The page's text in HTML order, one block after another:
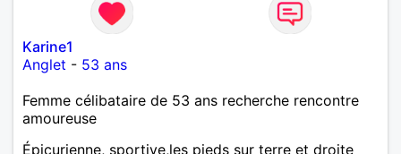
Karine1
Anglet - 53 ans
Femme célibataire de 53 ans recherche rencontre
amoureuse
Épicurienne, sportive,les pieds sur terre et droite